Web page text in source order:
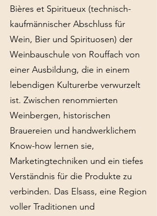
Bières et Spiritueux (technisch-
kaufmännischer Abschluss für
Wein, Bier und Spirituosen) der
Weinbauschule von Rouffach von
einer Ausbildung, die in einem
lebendigen Kulturerbe verwurzelt
ist. Zwischen renommierten
Weinbergen, historischen
Brauereien und handwerklichem
Know-how lernen sie,
Marketingtechniken und ein tiefes
Verständnis für die Produkte zu
verbinden. Das Elsass, eine Region
voller Traditionen und